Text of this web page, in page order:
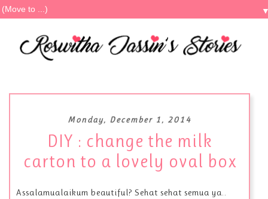
Monday, December 1, 2014
DIY : change the milk
carton to a lovely oval box
Assalamualaikum beautiful? Sehat sehat semua ya..